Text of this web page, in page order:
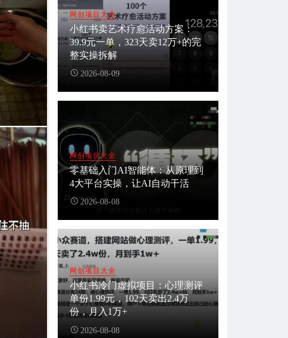
网创项目大全
小红书卖艺术疗愈活动方案：
39.9元一单，323天卖12万+的完
整实操拆解
2026-08-09
网创项目大全
零基础入门AI智能体：从原理到
4大平台实操，让AI自动干活
2026-08-08
网创项目大全
小红书冷门虚拟项目：心理测评
单份1.99元，102天卖出2.4万
份，月入1万+
2026-08-08